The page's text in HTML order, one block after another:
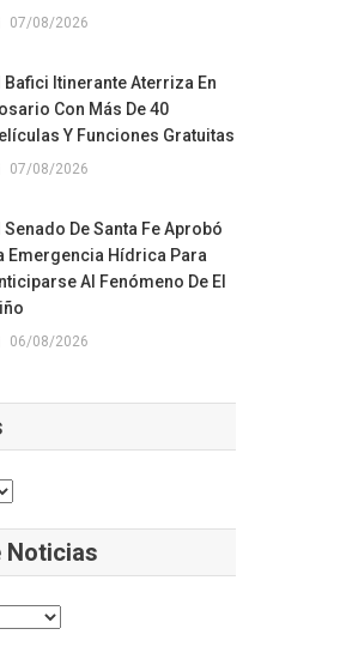
07/08/2026
Bafici Itinerante Aterriza En
Con Más De 40
Y Funciones Gratuitas
07/08/2026
Senado De Santa Fe Aprobó
Emergencia Hídrica Para
Al Fenómeno De El
06/08/2026
Noticias